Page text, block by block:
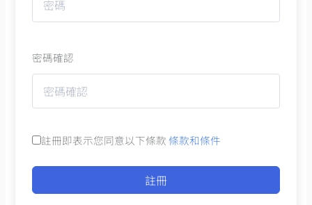
密碼確認
註冊即表示您同意以下條款 條款和條件
註冊